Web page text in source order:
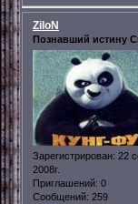
ZiloN
Познавший истину
Зарегистрирован: 22
2008г.
Приглашений: 0
Сообщений: 259